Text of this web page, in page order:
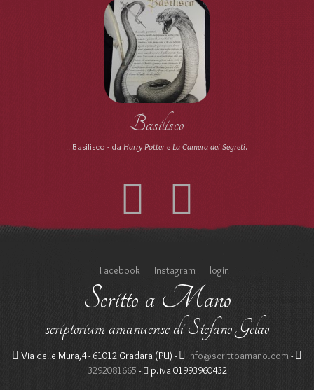
Basilisco
Il Basilisco - da Harry Potter e La Camera dei Segreti.
Facebook Instagram login
Scritto a Mano
scriptorium amanuense di Stefano Gelao
Via delle Mura,4 - 61012 Gradara (PU) - info@scrittoamano.com -
3292081665 - p.iva 01993960432